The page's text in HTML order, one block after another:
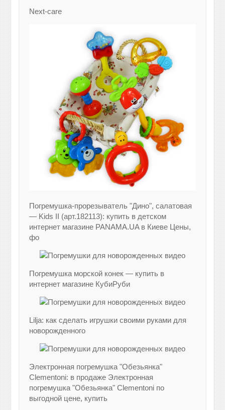
Next-care
Погремушка-прорезыватель "Дино", салатовая
— Kids II (арт.182113): купить в детском
интернет магазине PANAMA.UA в Киеве Цены,
фо
Погремушка морской конек — купить в
интернет магазине КубиРуби
Lilja: как сделать игрушки своими руками для
новорожденного
Электронная погремушка "Обезьянка"
Clementoni: в продаже Электронная
погремушка "Обезьянка" Clementoni по
выгодной цене, купить